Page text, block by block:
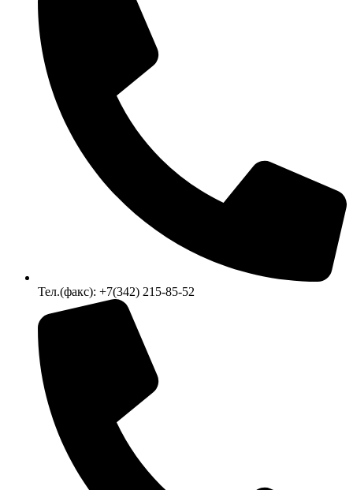
Тел.(факс): +7(342) 215-85-52